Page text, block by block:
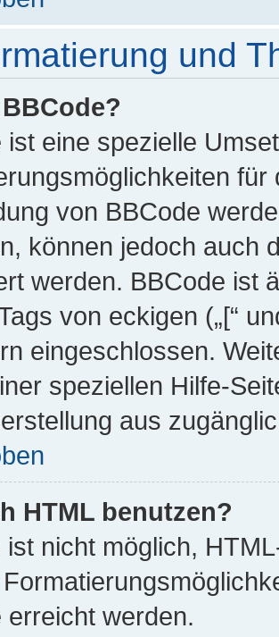
und
ist eine spezielle
von BBCode
können jedoch auch
werden. BBCode ist
von eckigen („[“
eingeschlossen.
speziellen Hilfe-
aus
HTML benutzen?
ist nicht möglich,
erreicht werden.